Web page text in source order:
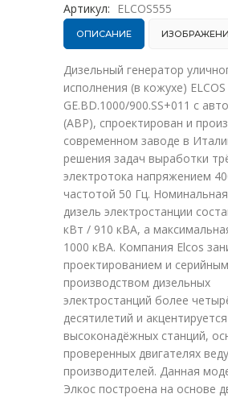
Артикул:
ELCOS555
ОПИСАНИЕ
Дизельный генератор
исполнения (в кожухе) ELCOS
GE.BD.1000/900.SS+011 с
(АВР), спроектирован и
современном заводе в
решения задач выработки
электротока напряжением
частотой 50 Гц.
дизель электростанции
кВт / 910 кВА, а
1000 кВА. Компания Elcos
проектированием и серийным
производством дизельных
электростанций более
десятилетий и
высоконадёжных станций,
проверенных двигателях
производителей. Данная
Элкос построена на основе